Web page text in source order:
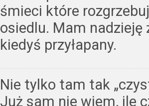
śmieci które
osiedlu. Mam
kiedyś przyłapany.
Nie tylko tam tak
Już sam nie wiem, ile